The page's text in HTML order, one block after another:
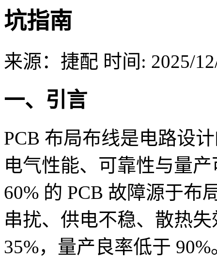
坑指南
来源：捷配 时间: 2025/
一、引言
PCB 布局布线是电路设
电气性能、可靠性与量
60% 的 PCB 故障源于布
串扰、供电不稳、散热
35%，量产良率低于